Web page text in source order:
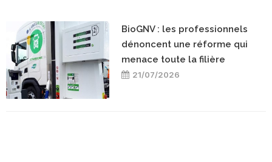
BioGNV : les professionnels
dénoncent une réforme qui
menace toute la filière
21/07/2026